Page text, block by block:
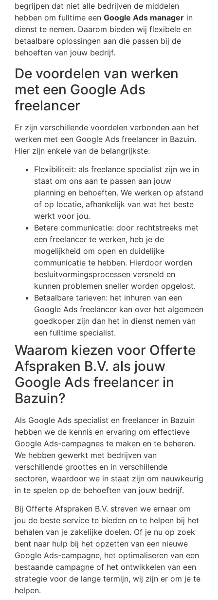
begrijpen dat niet alle bedrijven de middelen
hebben om fulltime een Google Ads manager in
dienst te nemen. Daarom bieden wij flexibele en
betaalbare oplossingen aan die passen bij de
behoeften van jouw bedrijf.
De voordelen van werken
met een Google Ads
freelancer
Er zijn verschillende voordelen verbonden aan het
werken met een Google Ads freelancer in Bazuin.
Hier zijn enkele van de belangrijkste:
Flexibiliteit: als freelance specialist zijn we in
staat om ons aan te passen aan jouw
planning en behoeften. We werken op afstand
of op locatie, afhankelijk van wat het beste
werkt voor jou.
Betere communicatie: door rechtstreeks met
een freelancer te werken, heb je de
mogelijkheid om open en duidelijke
communicatie te hebben. Hierdoor worden
besluitvormingsprocessen versneld en
kunnen problemen sneller worden opgelost.
Betaalbare tarieven: het inhuren van een
Google Ads freelancer kan over het algemeen
goedkoper zijn dan het in dienst nemen van
een fulltime specialist.
Waarom kiezen voor Offerte
Afspraken B.V. als jouw
Google Ads freelancer in
Bazuin?
Als Google Ads specialist en freelancer in Bazuin
hebben we de kennis en ervaring om effectieve
Google Ads-campagnes te maken en te beheren.
We hebben gewerkt met bedrijven van
verschillende groottes en in verschillende
sectoren, waardoor we in staat zijn om nauwkeurig
in te spelen op de behoeften van jouw bedrijf.
Bij Offerte Afspraken B.V. streven we ernaar om
jou de beste service te bieden en te helpen bij het
behalen van je zakelijke doelen. Of je nu op zoek
bent naar hulp bij het opzetten van een nieuwe
Google Ads-campagne, het optimaliseren van een
bestaande campagne of het ontwikkelen van een
strategie voor de lange termijn, wij zijn er om je te
helpen.